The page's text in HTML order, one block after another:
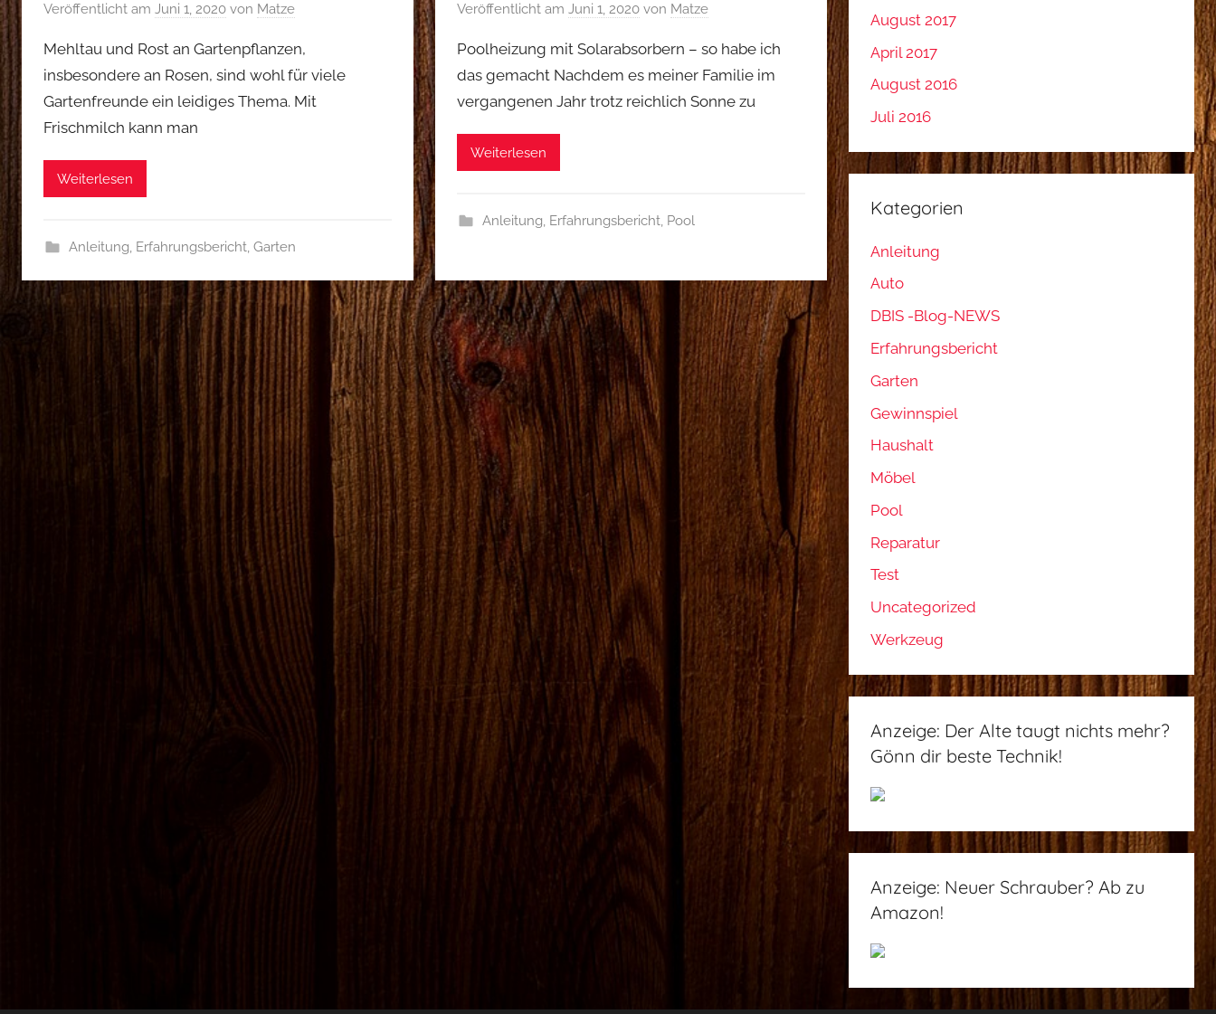
Veröffentlicht am Juni 1, 2020 von Matze
Mehltau und Rost an Gartenpflanzen,
insbesondere an Rosen, sind wohl für viele
Gartenfreunde ein leidiges Thema. Mit
Frischmilch kann man
Weiterlesen
Anleitung, Erfahrungsbericht, Garten
Veröffentlicht amJuni 1, 2020 von Matze
Poolheizung mit Solarabsorbern – so habe ich
das gemacht Nachdem es meiner Familie im
vergangenen Jahr trotz reichlich Sonne zu
Weiterlesen
Anleitung, Erfahrungsbericht, Pool
August 2017
April 2017
August 2016
Juli 2016
Kategorien
Anleitung
Auto
DBIS -Blog-NEWS
Erfahrungsbericht
Garten
Gewinnspiel
Haushalt
Möbel
Pool
Reparatur
Test
Uncategorized
Werkzeug
Anzeige: Der Alte taugt nichts mehr?
Gönn dir beste Technik!
Anzeige: Neuer Schrauber? Ab zu
Amazon!